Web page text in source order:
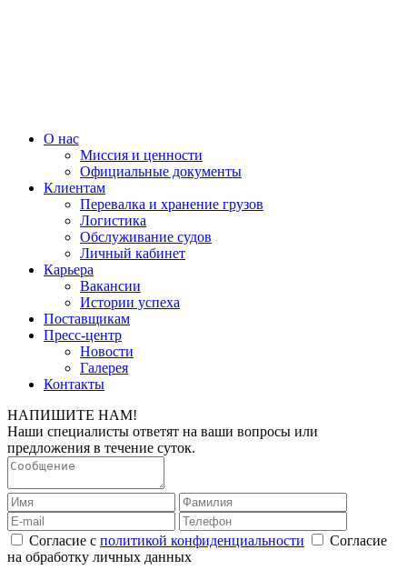
О нас
Миссия и ценности
Официальные документы
Клиентам
Перевалка и хранение грузов
Логистика
Обслуживание судов
Личный кабинет
Карьера
Вакансии
Истории успеха
Поставщикам
Пресс-центр
Новости
Галерея
Контакты
НАПИШИТЕ НАМ!
Наши специалисты ответят на ваши вопросы или
предложения в течение суток.
Согласие с политикой конфиденциальности
Согласие
на обработку личных данных